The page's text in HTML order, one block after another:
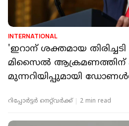
INTERNATIONAL
'ഇറാന് ശക്തമായ തിരിച്ചടി
മിസൈല്‍ ആക്രമണത്തിന്
മുന്നറിയിപ്പുമായി
റിപ്പോർട്ടർ നെറ്റ്‌വര്‍ക്ക്‌ 2 min read